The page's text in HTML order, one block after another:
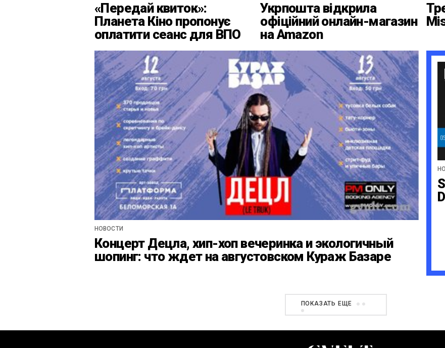
«Передай квиток»:
Планета Кіно пропонує
оплатити сеанс для ВПО
Укрпошта відкрила
офіційний онлайн-магазин
на Amazon
НОВОСТИ
Концерт Децла, хип-хоп вечеринка и экологичный
шопинг: что ждет на августовском Кураж Базаре
ПОКАЗАТЬ ЕЩЕ